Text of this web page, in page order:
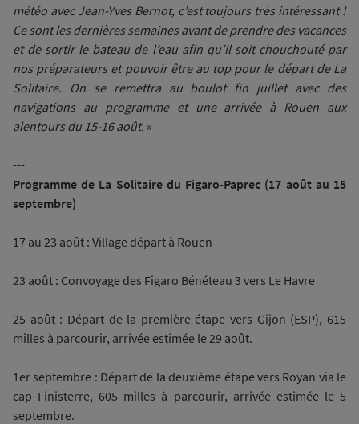
météo avec Jean-Yves Bernot, c’est toujours très intéressant !
Ce sont les dernières semaines avant de prendre des vacances
et de sortir le bateau de l’eau afin qu’il soit chouchouté par
nos préparateurs et pouvoir être au top pour le départ de La
Solitaire. On se remettra au boulot fin juillet avec des
navigations au programme et une arrivée à Rouen aux
alentours du 15-16 août. »
---
Programme de La Solitaire du Figaro-Paprec (17 août au 15
septembre)
17 au 23 août : Village départ à Rouen
23 août : Convoyage des Figaro Bénéteau 3 vers Le Havre
25 août : Départ de la première étape vers Gijon (ESP), 615
milles à parcourir, arrivée estimée le 29 août.
1er septembre : Départ de la deuxième étape vers Royan via le
cap Finisterre, 605 milles à parcourir, arrivée estimée le 5
septembre.